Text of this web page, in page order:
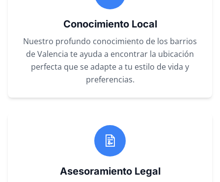
Conocimiento Local
Nuestro profundo conocimiento de los barrios
de Valencia te ayuda a encontrar la ubicación
perfecta que se adapte a tu estilo de vida y
preferencias.
Asesoramiento Legal